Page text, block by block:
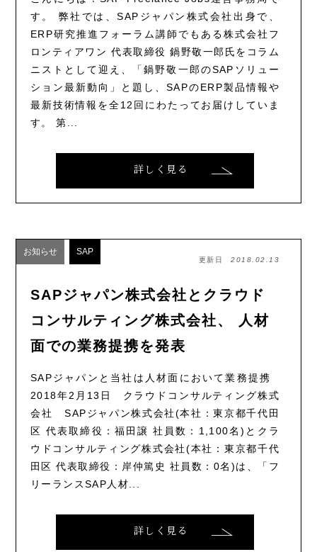
す。 弊社では、SAPジャパン株式会社出身で、
ERP研究推進フォーラム講師でもある株式会社フ
ロンティアワン 代表取締役 鍋野敬一郎氏をコラム
ニストとして迎え、「鍋野敬一郎のSAPソリュー
ション最新動向」と題し、SAPのERP製品情報や
最新技術情報を全12回にわたってお届けしていま
す。 第...
詳しく見る
お知らせ SAP
更新日2018.02.13
SAPジャパン株式会社とクラウド
コンサルティング株式会社、 人材
面での業務提携を発表
SAPジャパンと当社は人材面において業務提携
2018年2月13日 クラウドコンサルティング株式
会社 SAPジャパン株式会社(本社：東京都千代田
区 代表取締役：福田譲 社員数：1,100名)とクラ
ウドコンサルティング株式会社(本社：東京都千代
田区 代表取締役：岸仲篤史 社員数：0名)は、「フ
リーランスSAP人材...
詳しく見る